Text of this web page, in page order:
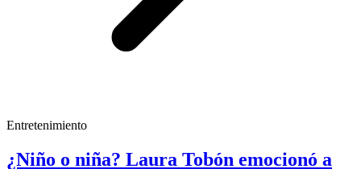
Entretenimiento
¿Niño o niña? Laura Tobón emocionó a